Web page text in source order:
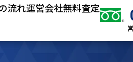
流れ運営会社無料査定